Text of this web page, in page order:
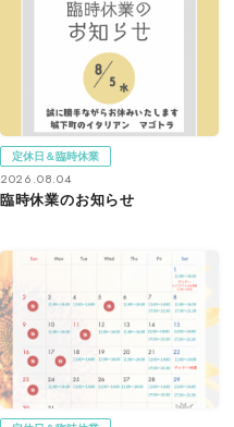
定休日＆臨時休業
2026.08.04
臨時休業のお知らせ